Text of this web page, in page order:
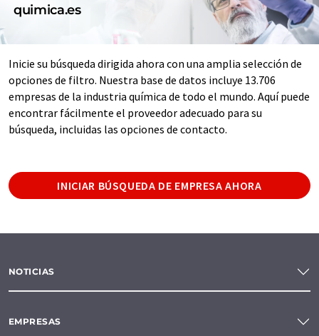
quimica.es
Inicie su búsqueda dirigida ahora con una amplia selección de
opciones de filtro. Nuestra base de datos incluye 13.706
empresas de la industria química de todo el mundo. Aquí puede
encontrar fácilmente el proveedor adecuado para su
búsqueda, incluidas las opciones de contacto.
INICIAR BÚSQUEDA DE EMPRESA AHORA
NOTICIAS
EMPRESAS